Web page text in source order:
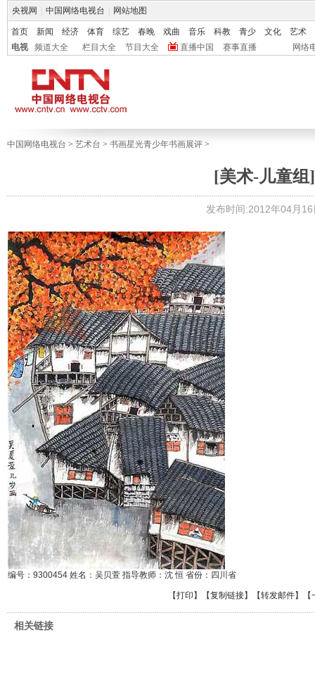
央视网 中国网络电视台 网站地图
首页 新闻 经济 体育 综艺 春晚 戏曲 音乐 科教 青少 文化
艺术
电视
频道大全 栏目大全 节目大全 直播中国 赛事直播 网络
中国网络电视台 > 艺术台 > 书画星光青少年书画展评 >
[美术-儿童组
发布时间:2012年04月
编号：9300454 姓名：吴贝萱 指导教师：沈 恒 省份：四川省
【打印 】【复制链接】【转发邮件】
相关链接